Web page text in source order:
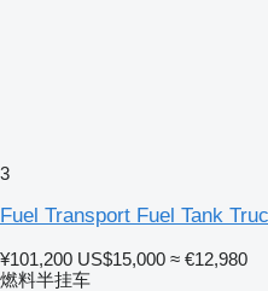
3
Fuel Transport Fuel Tank
¥101,200 US$15,000 ≈ €12,980
燃料半挂车